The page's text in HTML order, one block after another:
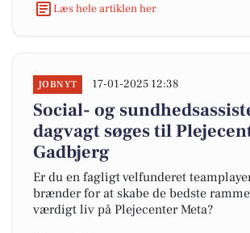
Læs hele artiklen her
JOBNYT 17-01-2025 12:38
Social- og
dagvagt søges til
Gadbjerg
Er du en fagligt velfunderet
brænder for at skabe de bedste
værdigt liv på Plejecenter Meta?